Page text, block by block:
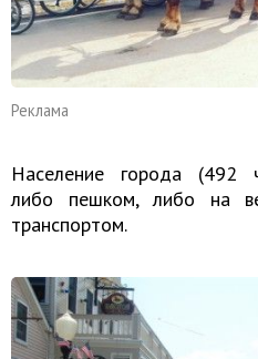
Реклама
Население города (492
либо пешком, либо на
транспортом.